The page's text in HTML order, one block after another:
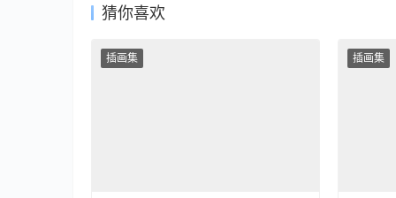
猜你喜欢
插画集 插画集